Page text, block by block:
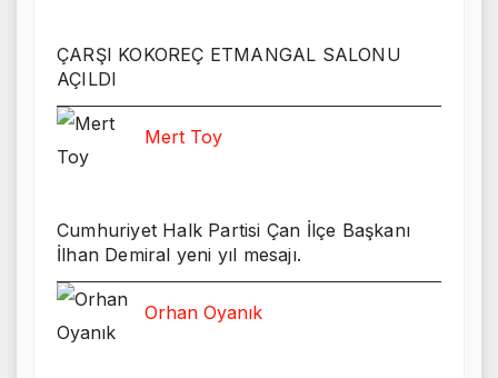
ÇARŞI KOKOREÇ ETMANGAL SALONU
AÇILDI
Mert Toy
Cumhuriyet Halk Partisi Çan İlçe Başkanı
İlhan Demiral yeni yıl mesajı.
Orhan Oyanık